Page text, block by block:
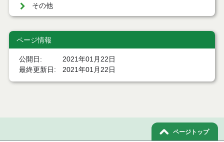
その他
ページ情報
公開日
2021年01月22日
最終更新日
2021年01月22日
ページトップ